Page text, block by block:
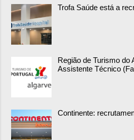
Trofa Saúde está a
Região de Turismo do
Assistente Técnico
Continente: